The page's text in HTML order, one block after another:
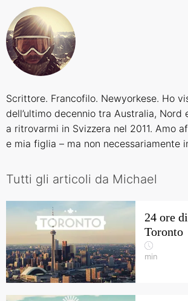
Trova l'ufficio più vicino
Chi siamo
La nostra organizzazione
Scrittore. Francofilo. Newyorkese. Ho
dell’ultimo decennio tra Australia, Nord
a ritrovarmi in Svizzera nel 2011. Amo
e mia figlia – ma non necessariamente
Tutti gli articoli da Michael
24 ore
Toronto
min